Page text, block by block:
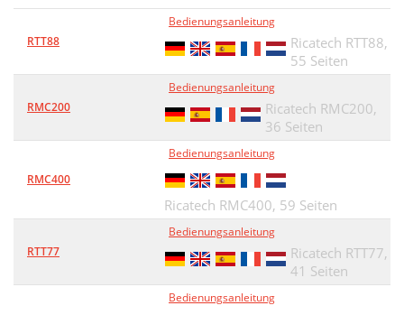
RTT88
Bedienungsanleitung
Ricatech RTT88,
55 Seiten
RMC200
Bedienungsanleitung
Ricatech RMC200,
36 Seiten
RMC400
Bedienungsanleitung
Ricatech RMC400, 59 Seiten
RTT77
Bedienungsanleitung
Ricatech RTT77,
41 Seiten
Bedienungsanleitung